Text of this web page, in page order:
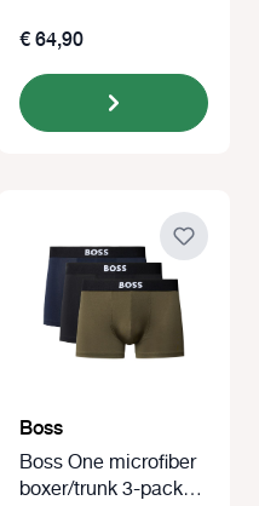
€ 64,90
Boss
Boss One microfiber
boxer/trunk 3-pack